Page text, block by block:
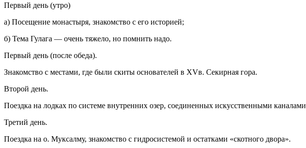
Первый день (утро)
а) Посещение монастыря, знакомство с его историей;
б) Тема Гулага — очень тяжело, но помнить надо.
Первый день (после обеда).
Знакомство с местами, где были скиты основателей в XVв. Секирная гора.
Второй день.
Поездка на лодках по системе внутренних озер, соединенных искусственными
Третий день.
Поездка на о. Муксалму, знакомство с гидросистемой и остатками «скотного двора».